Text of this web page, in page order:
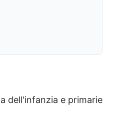
dell'infanzia e primarie